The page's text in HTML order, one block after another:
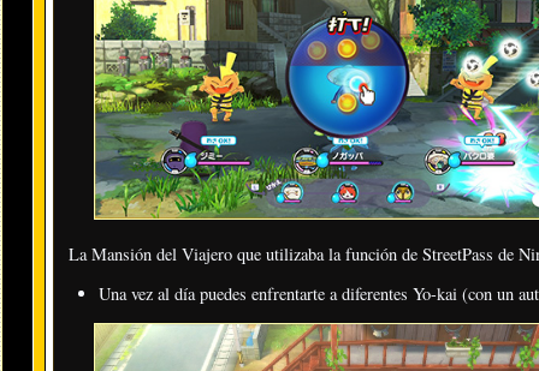
La Mansión del Viajero que utilizaba la función de StreetPass de
Una vez al día puedes enfrentarte a diferentes Yo-kai (con un